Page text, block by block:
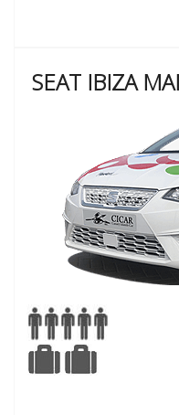
SEAT IBIZA